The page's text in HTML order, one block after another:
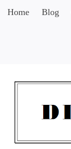
SkipHome Blog